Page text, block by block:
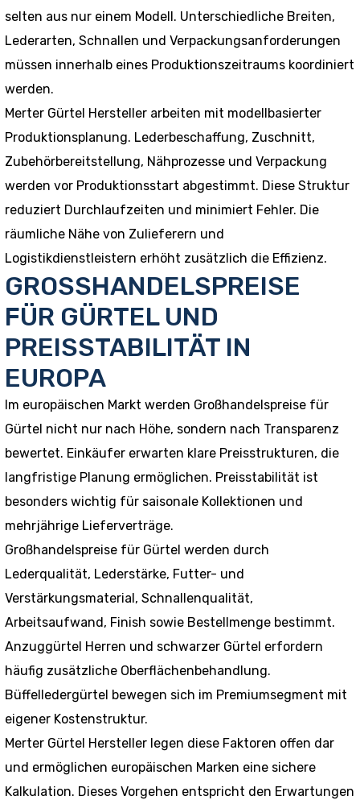
selten aus nur einem Modell. Unterschiedliche Breiten,
Lederarten, Schnallen und Verpackungsanforderungen
müssen innerhalb eines Produktionszeitraums koordiniert
werden.
Merter Gürtel Hersteller arbeiten mit modellbasierter
Produktionsplanung. Lederbeschaffung, Zuschnitt,
Zubehörbereitstellung, Nähprozesse und Verpackung
werden vor Produktionsstart abgestimmt. Diese Struktur
reduziert Durchlaufzeiten und minimiert Fehler. Die
räumliche Nähe von Zulieferern und
Logistikdienstleistern erhöht zusätzlich die Effizienz.
GROSSHANDELSPREISE
FÜR GÜRTEL UND
PREISSTABILITÄT IN
EUROPA
Im europäischen Markt werden Großhandelspreise für
Gürtel nicht nur nach Höhe, sondern nach Transparenz
bewertet. Einkäufer erwarten klare Preisstrukturen, die
langfristige Planung ermöglichen. Preisstabilität ist
besonders wichtig für saisonale Kollektionen und
mehrjährige Lieferverträge.
Großhandelspreise für Gürtel werden durch
Lederqualität, Lederstärke, Futter- und
Verstärkungsmaterial, Schnallenqualität,
Arbeitsaufwand, Finish sowie Bestellmenge bestimmt.
Anzuggürtel Herren und schwarzer Gürtel erfordern
häufig zusätzliche Oberflächenbehandlung.
Büffelledergürtel bewegen sich im Premiumsegment mit
eigener Kostenstruktur.
Merter Gürtel Hersteller legen diese Faktoren offen dar
und ermöglichen europäischen Marken eine sichere
Kalkulation. Dieses Vorgehen entspricht den Erwartungen